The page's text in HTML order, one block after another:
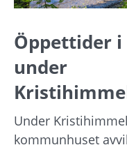
Öppettider i
Under
kommunhuset